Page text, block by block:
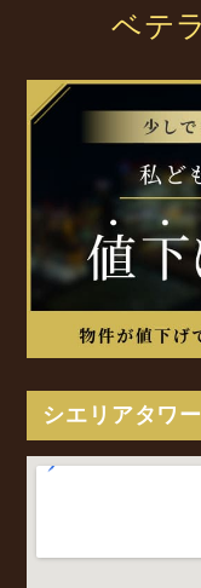
ベテ
シエリアタワ